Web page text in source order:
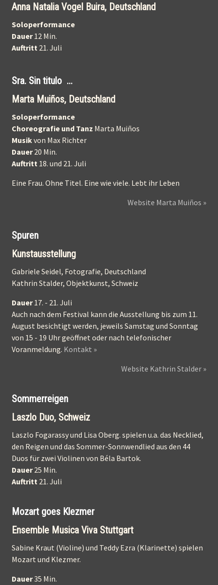
Anna Natalia Vogel Buira, Deutschland
Soloperformance
Dauer12 Min.
Auftritt 21. Juli
Sra. Sin titulo ...
Marta Muiños, Deutschland
Soloperformance
Choreografie und Tanz Marta Muiños
Musikvon Max Richter
Dauer20 Min.
Auftritt 18. und 21. Juli
Eine Frau. Ohne Titel. Eine wie viele. Lebt ihr Leben
Website Marta Muiños »
Spuren
Kunstausstellung
Gabriele Seidel, Fotografie, Deutschland
Kathrin Stalder, Objektkunst, Schweiz
Dauer17. - 21. Juli
Auch nach dem Festival kann die Ausstellung bis zum 11.
August besichtigt werden, jeweils Samstag und Sonntag
von 15 - 19 Uhr geöffnet oder nach telefonischer
Voranmeldung. Kontakt »
Website Kathrin Stalder »
Sommerreigen
Laszlo Duo, Schweiz
Laszlo Fogarassy und Lisa Oberg. spielen u.a. das Necklied,
den Reigen und das Sommer-Sonnwendlied aus den 44
Duos für zwei Violinen von Béla Bartok.
Dauer25 Min.
Auftritt 21. Juli
Mozart goes Klezmer
Ensemble Musica Viva Stuttgart
Sabine Kraut (Violine) und Teddy Ezra (Klarinette) spielen
Mozart und Klezmer.
Dauer35 Min.